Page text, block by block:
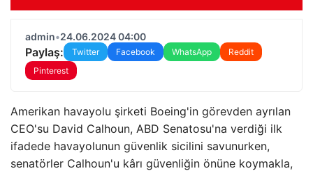
admin•24.06.2024 04:00
Paylaş: Twitter Facebook WhatsApp
Reddit
Pinterest
Amerikan havayolu şirketi Boeing'in görevden ayrılan
CEO'su David Calhoun, ABD Senatosu'na verdiği ilk
ifadede havayolunun güvenlik sicilini savunurken,
senatörler Calhoun'u kârı güvenliğin önüne koymakla,